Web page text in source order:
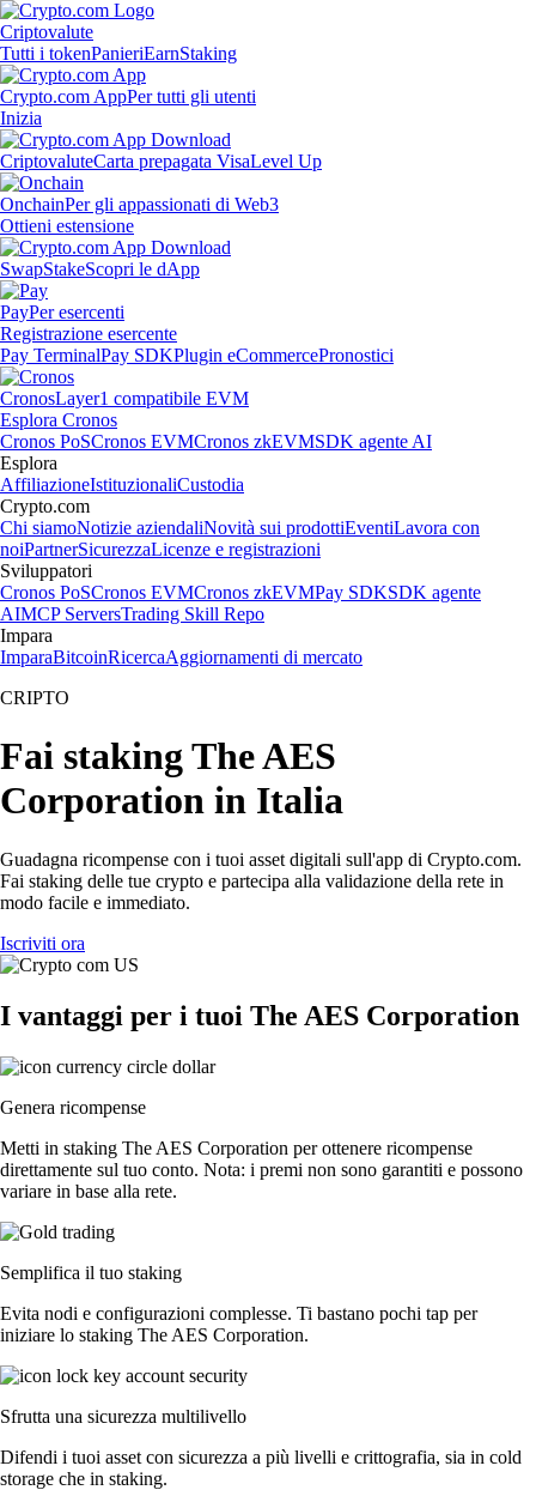
Criptovalute
Tutti i tokenPanieriEarnStaking
Crypto.com AppPer tutti gli utenti
Inizia
CriptovaluteCarta prepagata VisaLevel Up
OnchainPer gli appassionati di Web3
Ottieni estensione
SwapStakeScopri le dApp
PayPer esercenti
Registrazione esercente
Pay TerminalPay SDKPlugin eCommercePronostici
CronosLayer1 compatibile EVM
Esplora Cronos
Cronos PoSCronos EVMCronos zkEVMSDK agente AI
Esplora
AffiliazioneIstituzionaliCustodia
Crypto.com
Chi siamoNotizie aziendaliNovità sui prodottiEventiLavora con
noiPartnerSicurezzaLicenze e registrazioni
Sviluppatori
Cronos PoSCronos EVMCronos zkEVMPay SDKSDK agente
AIMCP ServersTrading Skill Repo
Impara
ImparaBitcoinRicercaAggiornamenti di mercato
CRIPTO
Fai staking The AES
Corporation in Italia
Guadagna ricompense con i tuoi asset digitali sull'app di Crypto.com.
Fai staking delle tue crypto e partecipa alla validazione della rete in
modo facile e immediato.
Iscriviti ora
I vantaggi per i tuoi The AES Corporation
Genera ricompense
Metti in staking The AES Corporation per ottenere ricompense
direttamente sul tuo conto. Nota: i premi non sono garantiti e possono
variare in base alla rete.
Semplifica il tuo staking
Evita nodi e configurazioni complesse. Ti bastano pochi tap per
iniziare lo staking The AES Corporation.
Sfrutta una sicurezza multilivello
Difendi i tuoi asset con sicurezza a più livelli e crittografia, sia in cold
storage che in staking.